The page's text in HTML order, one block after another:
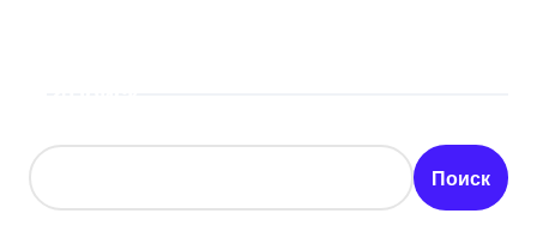
Поиск